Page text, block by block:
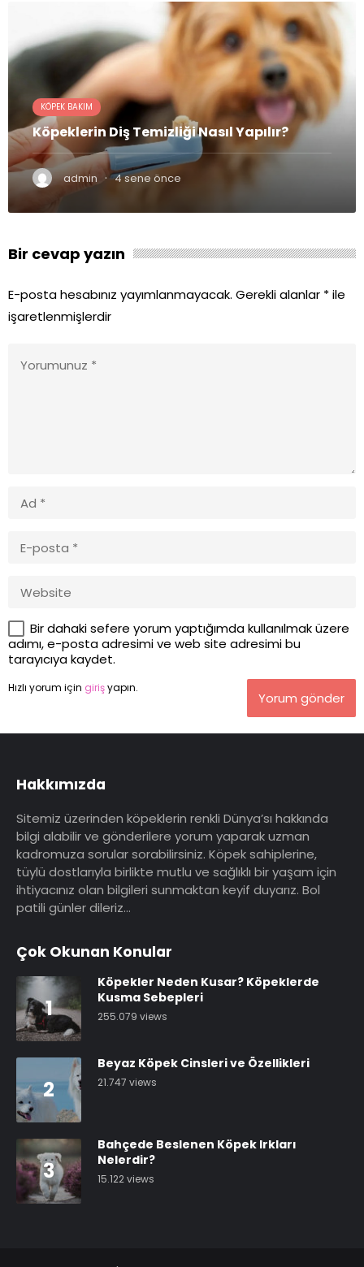
KÖPEK BAKIM
Köpeklerin Diş Temizliği Nasıl Yapılır?
admin · 4 sene önce
Bir cevap yazın
E-posta hesabınız yayımlanmayacak. Gerekli alanlar *ile
işaretlenmişlerdir
Bir dahaki sefere yorum yaptığımda kullanılmak üzere
adımı, e-posta adresimi ve web site adresimi bu
tarayıcıya kaydet.
Hızlı yorum için girişyapın.
Yorum gönder
Hakkımızda
Sitemiz üzerinden köpeklerin renkli Dünya’sı hakkında
bilgi alabilir ve gönderilere yorum yaparak uzman
kadromuza sorular sorabilirsiniz. Köpek sahiplerine,
tüylü dostlarıyla birlikte mutlu ve sağlıklı bir yaşam için
ihtiyacınız olan bilgileri sunmaktan keyif duyarız. Bol
patili günler dileriz…
Çok Okunan Konular
1
Köpekler Neden Kusar? Köpeklerde
Kusma Sebepleri
255.079 views
2
Beyaz Köpek Cinsleri ve Özellikleri
21.747 views
3
Bahçede Beslenen Köpek Irkları
Nelerdir?
15.122 views